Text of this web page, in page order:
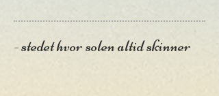
- stedet hvor solen altid skinner